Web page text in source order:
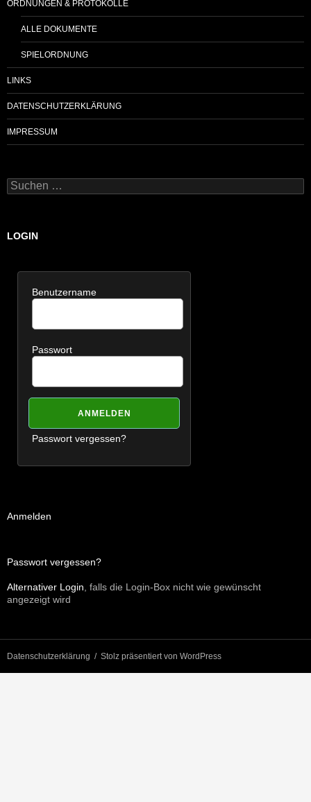
ORDNUNGEN & PROTOKOLLE
ALLE DOKUMENTE
SPIELORDNUNG
LINKS
DATENSCHUTZERKLÄRUNG
IMPRESSUM
Suchen
nach:
LOGIN
Benutzername
Passwort
Passwort vergessen?
Anmelden
Passwort vergessen?
Alternativer Login , falls die Login-Box nicht wie gewünscht
angezeigt wird
Datenschutzerklärung Stolz präsentiert von WordPress